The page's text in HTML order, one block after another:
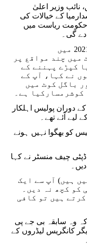
نائب وزیر اعلیٰ
کے خیالات کی
حکومت ریاست میں
دے گی۔
بی جے پی کی قیادت والی حکومت میں2021 میں
میں چند مواقع پر
کپڑے پہننے کے
نے کہا، آپ کے
باگل کوٹ میں
ہے۔
کے دوران پولیس اہلکار
لیے آئے تھے۔
کو بھگوا نہیں ہونے
چیف منسٹر نے کہا
ہیں) آپ سے ایک
کو کچھ نہ دیں۔
ہیں تو کافی
کہ وہ سابقہ بی جے پی
کانگریس لیڈروں کے